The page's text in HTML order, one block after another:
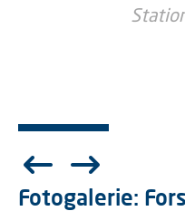
Fotogalerie: